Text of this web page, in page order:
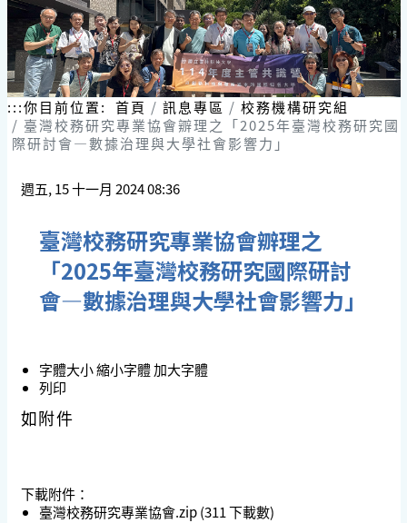
:::你目前位置: 首頁 訊息專區
校務機構研究組
臺灣校務研究專業協會辧理之「2025年臺灣校務研究國
際研討會—數據治理與大學社會影響力」
週五, 15 十一月 2024 08:36
臺灣校務研究專業協會辧理之
「2025年臺灣校務研究國際研討
會—數據治理與大學社會影響力」
字體大小縮小字體加大字體
列印
如附件
下載附件：
臺灣校務研究專業協會.zip (311 下載數)